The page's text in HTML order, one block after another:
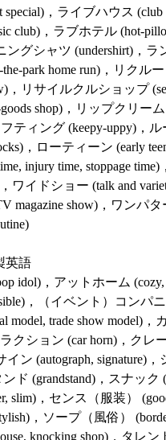
special)，ライブハウス
club)，ラブホテル (hot-
ングシャツ (undershirt)，ラ
the-park home run)，リクル
，リサイルクルショップ
goods shop)，リップクリー
ティング (keepy-uppy)，
，ローティーン (early
injury time, stoppage
，ワイドショー (talk and
magazine show)，ワンパタ
英語
idol)，アットホーム (cozy,
，（イベント）コンパ
model, trade show model)，
クション (car horn)，クレ
イン (autograph, signature)，
ド (grandstand)，スナック
slim)，センス（服装）
，ソープ（風俗）
knocking shop)，タレン